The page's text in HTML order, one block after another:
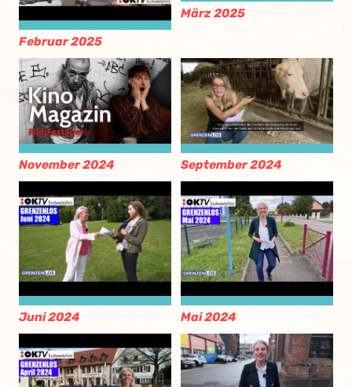
Februar 2025
März 2025
November 2024 September 2024
Juni 2024 Mai 2024